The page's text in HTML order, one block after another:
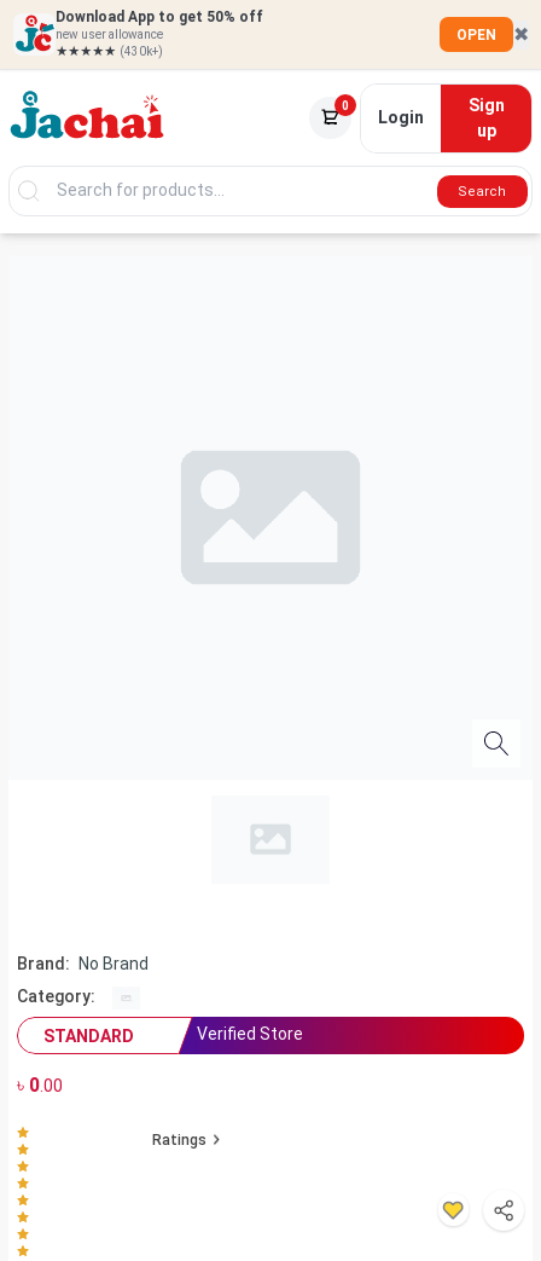
Download App to get 50% off
new user allowance
★★★★★ (430k+)
OPEN ✖
0
Login
Sign
up
Search
Brand:
No Brand
Category:
STANDARD
Verified Store
৳ 0.00
Ratings